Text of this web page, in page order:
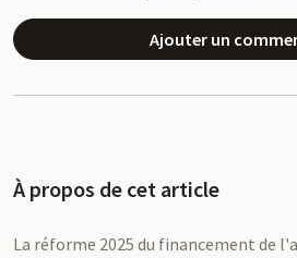
Ajouter un
À propos de cet article
La réforme 2025 du financement de